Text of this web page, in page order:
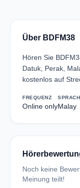
Über BDFM38
Hören Sie
Datuk, Perak,
kostenlos auf
FREQUENZ
Online onlyMalay
Noch keine
Meinung teilt!